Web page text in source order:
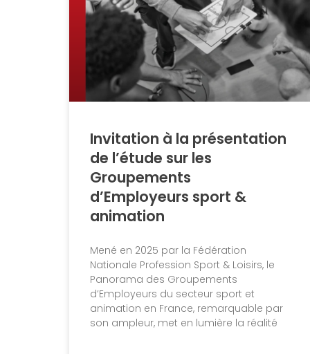
Invitation à la présentation
de l’étude sur les
Groupements
d’Employeurs sport &
animation
Mené en 2025 par la Fédération
Nationale Profession Sport & Loisirs, le
Panorama des Groupements
d’Employeurs du secteur sport et
animation en France, remarquable par
son ampleur, met en lumière la réalité